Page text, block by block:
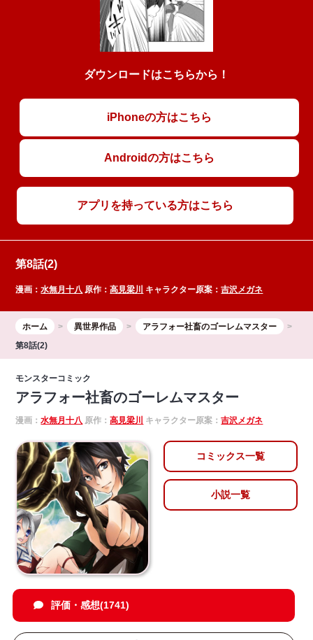
ダウンロードはこちらから！
iPhoneの方はこちら
Androidの方はこちら
アプリを持っている方はこちら
第8話(2)
漫画：水無月十八 原作：高見梁川 キャラクター原案：吉沢メガネ
ホーム 異世界作品
アラフォー社畜のゴーレムマスター
第8話(2)
モンスターコミック
アラフォー社畜のゴーレムマスター
漫画：水無月十八 原作：高見梁川 キャラクター原案：吉沢メガネ
コミックス一覧
小説一覧
評価・感想(1741)